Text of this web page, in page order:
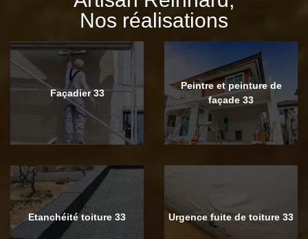
Nos réalisations
Façadier 33
Peintre et peinture de
façade 33
Etanchéité toiture 33 Urgence fuite de toiture 33